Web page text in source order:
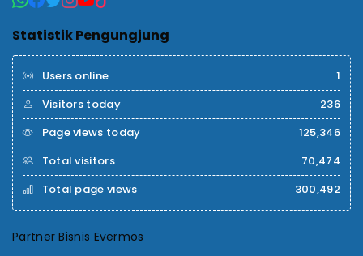
Statistik Pengungjung
Users online
1
Visitors today
236
Page views today
125,346
Total visitors
70,474
Total page views
300,492
Partner Bisnis Evermos